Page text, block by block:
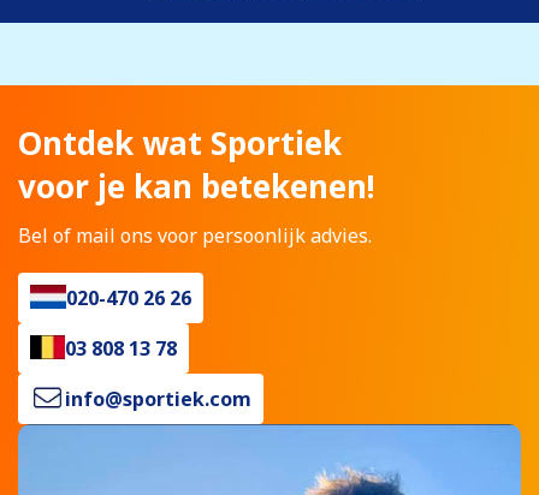
Ontdek wat Sportiek
voor je kan betekenen!
Bel of mail ons voor persoonlijk advies.
020-470 26 26
03 808 13 78
info@sportiek.com